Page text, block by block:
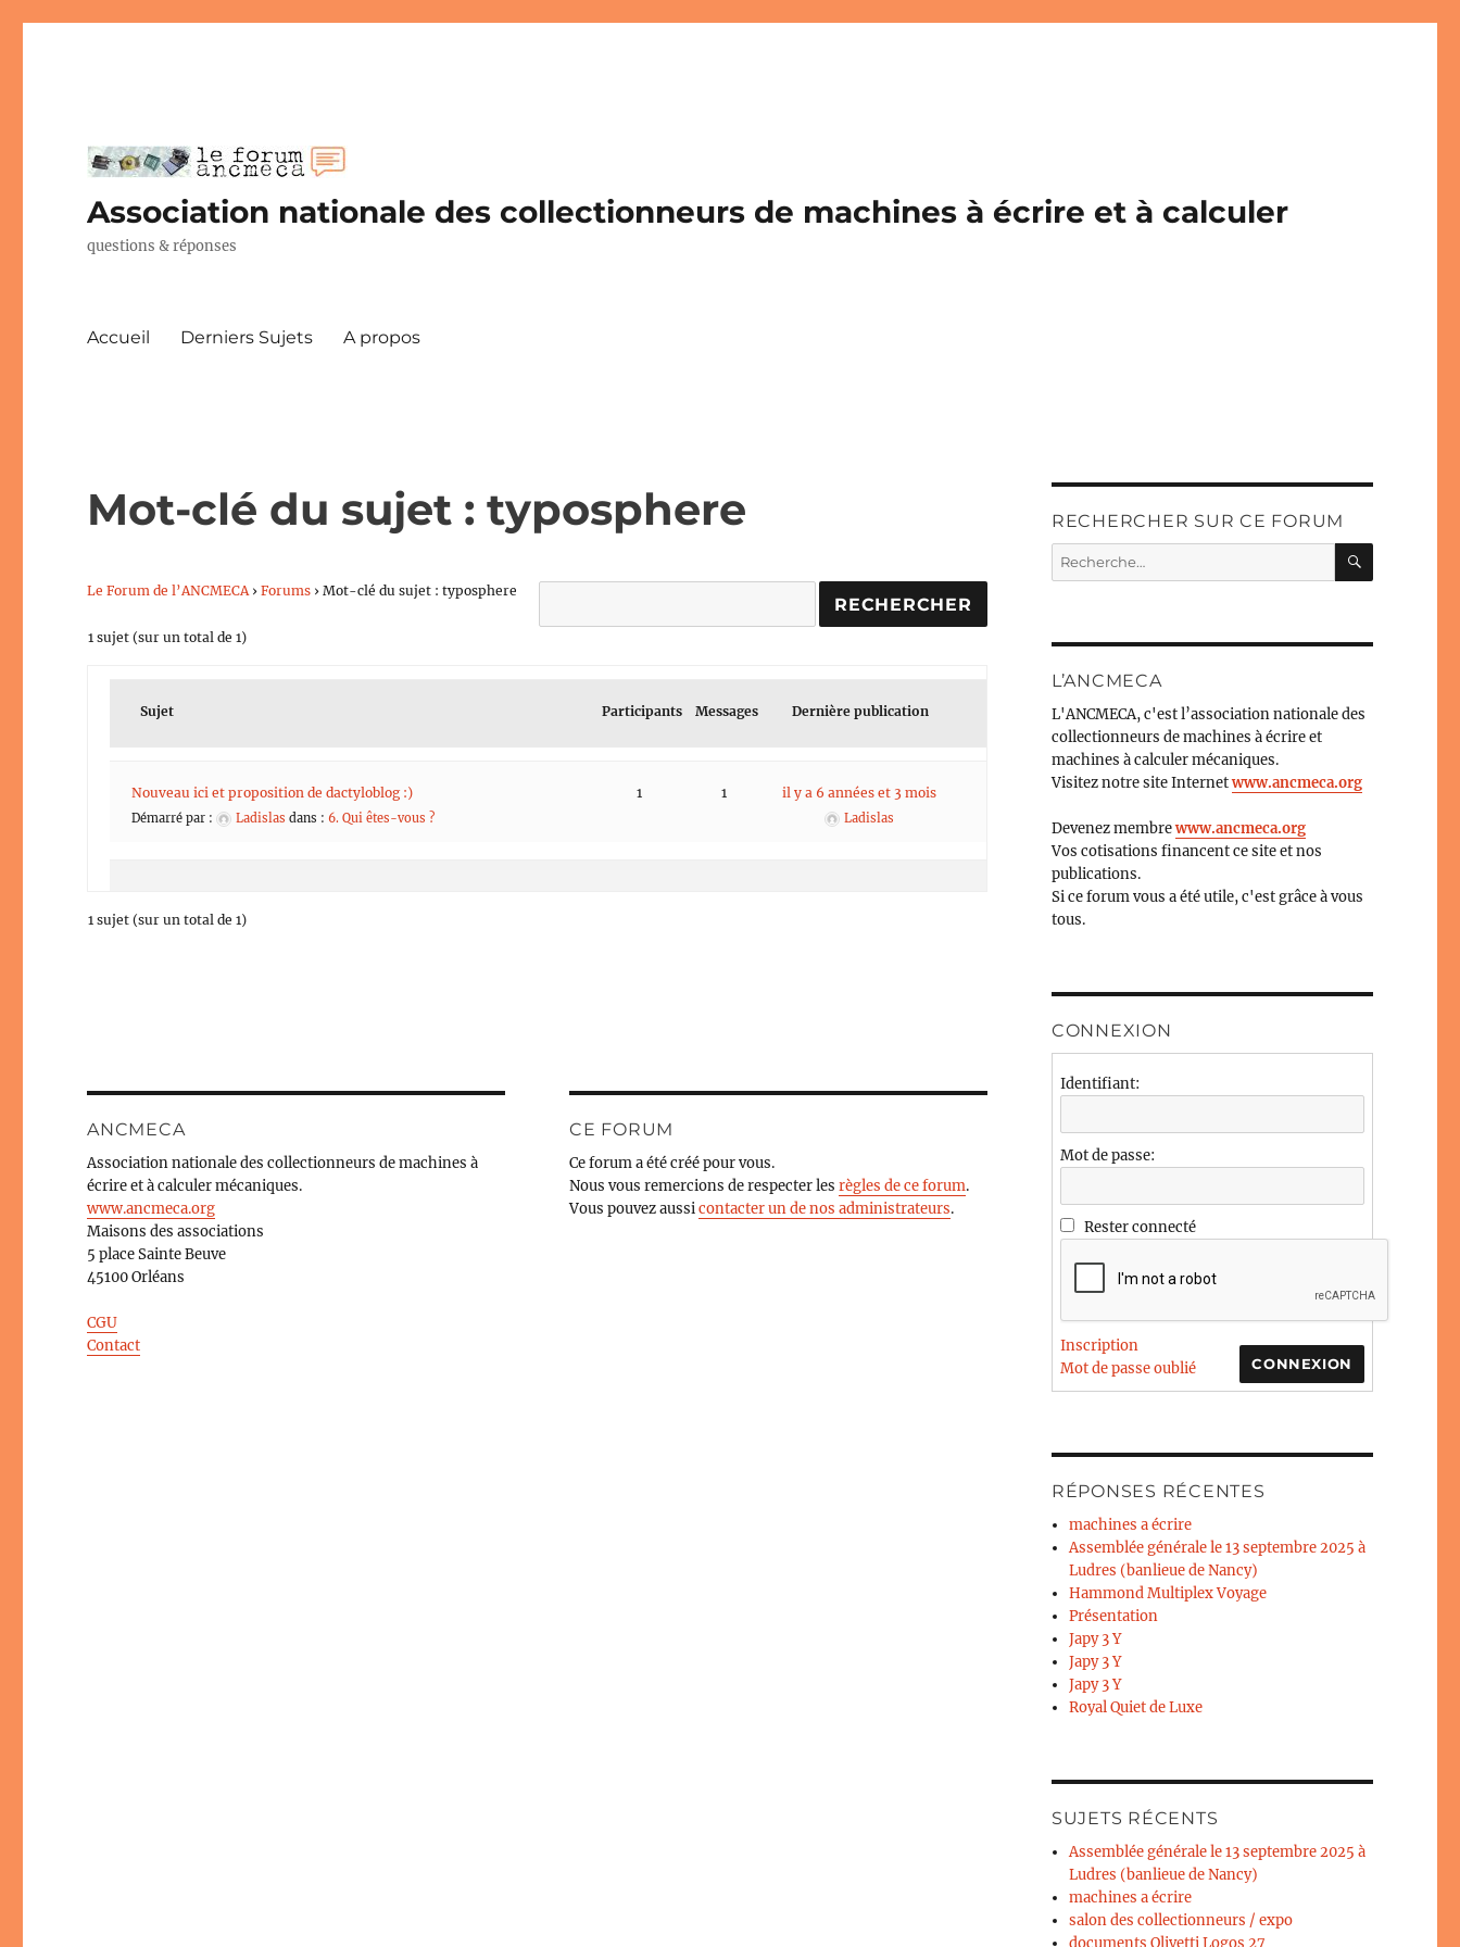
Association nationale des collectionneurs de machines à écrire et à calculer
questions & réponses
Accueil Derniers Sujets A propos
Mot-clé du sujet : typosphere
Le Forum de l’ANCMECA › Forums › Mot-clé du sujet : typosphere
1 sujet (sur un total de 1)
Sujet Participants Messages Dernière publication
Nouveau ici et proposition de dactyloblog :)
Démarré par : Ladislas dans :6. Qui êtes-vous ?
1 1 il y a 6 années et 3 mois
Ladislas
1 sujet (sur un total de 1)
ANCMECA
Association nationale des collectionneurs de machines à
écrire et à calculer mécaniques.
www.ancmeca.org
Maisons des associations
5 place Sainte Beuve
45100 Orléans
CGU
Contact
CE FORUM
Ce forum a été créé pour vous.
Nous vous remercions de respecter lesrègles de ce forum.
Vous pouvez aussicontacter un de nos administrateurs.
RECHERCHER SUR CE FORUM
Recherche
pour :
L’ANCMECA
L'ANCMECA, c'est l’association nationale des
collectionneurs de machines à écrire et
machines à calculer mécaniques.
Visitez notre site Internetwww.ancmeca.org
Devenez membrewww.ancmeca.org
Vos cotisations financent ce site et nos
publications.
Si ce forum vous a été utile, c'est grâce à vous
tous.
CONNEXION
Identifiant:
Mot de passe:
Rester connecté
CONNEXION
Inscription
Mot de passe oublié
RÉPONSES RÉCENTES
machines a écrire
Assemblée générale le 13 septembre 2025 à
Ludres (banlieue de Nancy)
Hammond Multiplex Voyage
Présentation
Japy 3 Y
Japy 3 Y
Japy 3 Y
Royal Quiet de Luxe
SUJETS RÉCENTS
Assemblée générale le 13 septembre 2025 à
Ludres (banlieue de Nancy)
machines a écrire
salon des collectionneurs / expo
documents Olivetti Logos 27